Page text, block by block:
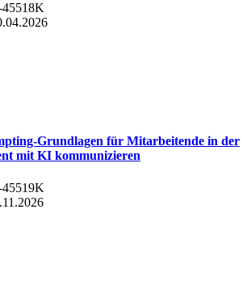
45518K
Grundlagen für Mitarbeitende in der
mit KI kommunizieren
45519K